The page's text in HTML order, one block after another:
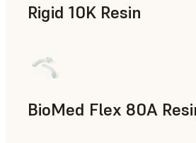
Rigid 10K Resin
BioMed Flex 80A